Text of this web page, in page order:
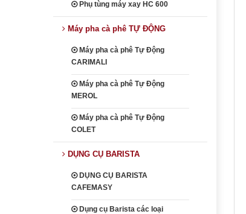
Phụ tùng máy xay HC 600
Máy pha cà phê TỰ ĐỘNG
Máy pha cà phê Tự Động
CARIMALI
Máy pha cà phê Tự Động
MEROL
Máy pha cà phê Tự Động
COLET
DỤNG CỤ BARISTA
DỤNG CỤ BARISTA
CAFEMASY
Dụng cụ Barista các loại